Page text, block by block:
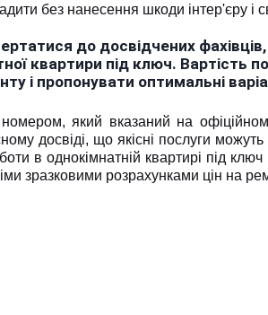
без нанесення шкоди інтер'єру і
до досвідчених
квартири під ключ. Вартість
і пропонувати оптимальні
який вказаний на
досвіді, що якісні послуги
в однокімнатній квартирі під
зразковими розрахунками цін на